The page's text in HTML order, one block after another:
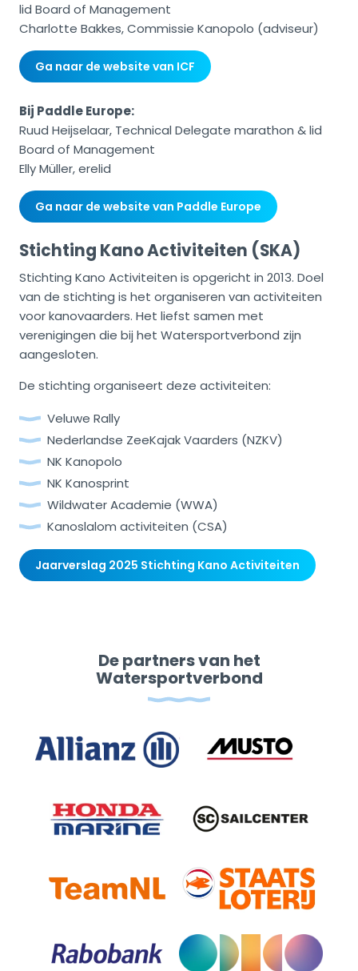
lid Board of Management
Charlotte Bakkes, Commissie Kanopolo (adviseur)
Ga naar de website van ICF
Bij Paddle Europe:
Ruud Heijselaar, Technical Delegate marathon & lid
Board of Management
Elly Müller, erelid
Ga naar de website van Paddle Europe
Stichting Kano Activiteiten (SKA)
Stichting Kano Activiteiten is opgericht in 2013. Doel
van de stichting is het organiseren van activiteiten
voor kanovaarders. Het liefst samen met
verenigingen die bij het Watersportverbond zijn
aangesloten.
De stichting organiseert deze activiteiten:
Veluwe Rally
Nederlandse ZeeKajak Vaarders (NZKV)
NK Kanopolo
NK Kanosprint
Wildwater Academie (WWA)
Kanoslalom activiteiten (CSA)
Jaarverslag 2025 Stichting Kano Activiteiten
De partners van het
Watersportverbond